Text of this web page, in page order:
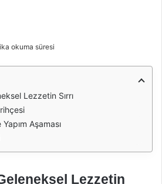
okuma süresi
Lezzetin Sırrı
Aşaması
Lezzetin